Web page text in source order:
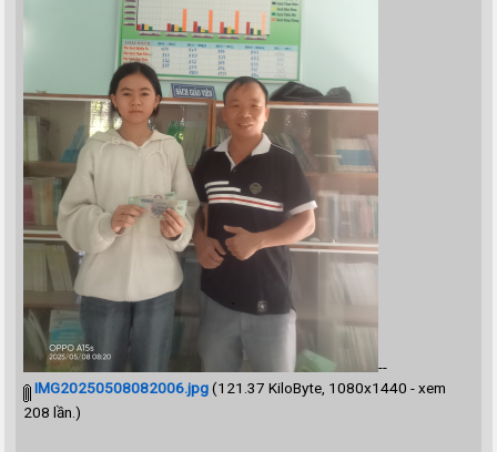
--
IMG20250508082006.jpg(121.37 KiloByte, 1080x1440 - xem
208 lần.)